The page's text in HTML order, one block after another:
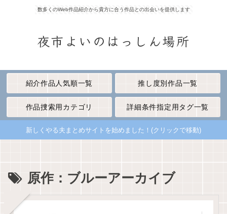
数多くのWeb作品紹介から貴方に合う作品との出会いを提供します
夜市よいのはっしん場所
紹介作品人気順一覧 推し度別作品一覧
作品捜索用カテゴリ 詳細条件指定用タグ一覧
新しくやる夫まとめサイトを始めました！(クリックで移動)
原作：ブルーアーカイブ